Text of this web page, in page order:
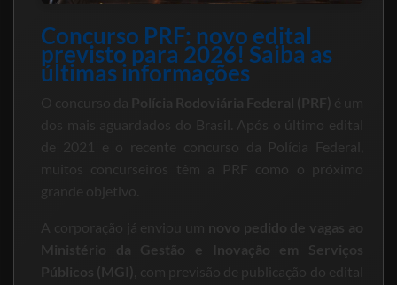
Concurso PRF: novo edital
previsto para 2026! Saiba as
últimas informações
O concurso da Polícia Rodoviária Federal (PRF) é um
dos mais aguardados do Brasil. Após o último edital
de 2021 e o recente concurso da Polícia Federal,
muitos concurseiros têm a PRF como o próximo
grande objetivo.
A corporação já enviou um novo pedido de vagas ao
Ministério da Gestão e Inovação em Serviços
Públicos (MGI) , com previsão de publicação do edital